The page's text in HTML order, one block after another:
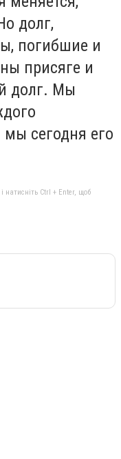
долг,
погибшие и
присяге и
долг. Мы
сегодня его
натисніть Ctrl + Enter, щоб